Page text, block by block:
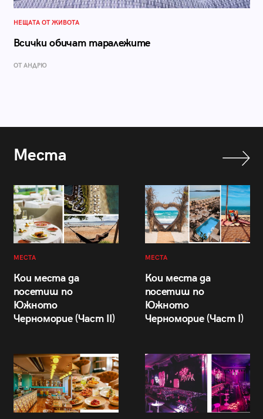
НЕЩАТА ОТ ЖИВОТА
Всички обичат таралежите
ОТ АНДРЮ
Места
МЕСТА
Кои места да
посетиш по
Южното
Черноморие (Част II)
МЕСТА
Кои места да
посетиш по
Южното
Черноморие (Част I)